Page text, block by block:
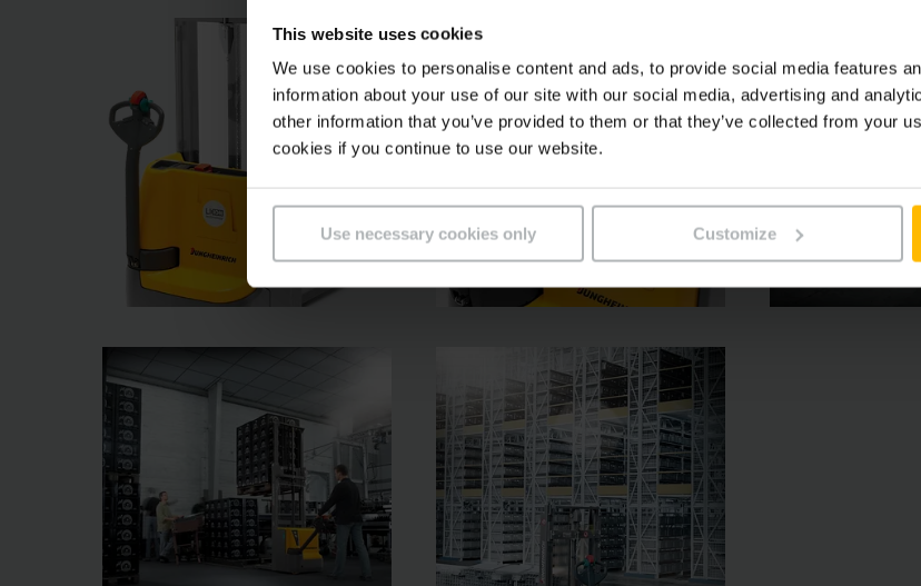
This website uses cookies
We use cookies to personalise content and ads, to provide social media features
information about your use of our site with our social media, advertising and
other information that you’ve provided to them or that they’ve collected from your
cookies if you continue to use our website.
Use necessary cookies only Customize